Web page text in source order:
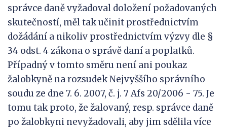
správce daně vyžadoval doložení požadovaných
skutečností, měl tak učinit prostřednictvím
dožádání a nikoliv prostřednictvím výzvy dle §
34 odst. 4 zákona o správě daní a poplatků.
Případný v tomto směru není ani poukaz
žalobkyně na rozsudek Nejvyššího správního
soudu ze dne 7. 6. 2007, č. j. 7 Afs 20/2006 - 75. Je
tomu tak proto, že žalovaný, resp. správce daně
po žalobkyni nevyžadovali, aby jim sdělila více